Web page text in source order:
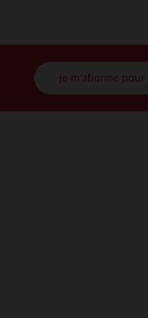
je m'abonne pour